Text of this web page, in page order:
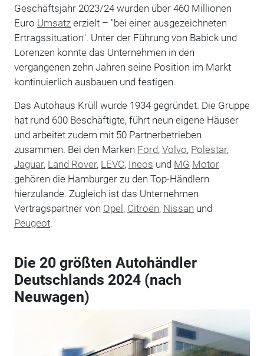
Geschäftsjahr 2023/24 wurden über 460 Millionen
Euro Umsatzerzielt – "bei einer ausgezeichneten
Ertragssituation". Unter der Führung von Babick und
Lorenzen konnte das Unternehmen in den
vergangenen zehn Jahren seine Position im Markt
kontinuierlich ausbauen und festigen.
Das Autohaus Krüll wurde 1934 gegründet. Die Gruppe
hat rund 600 Beschäftigte, führt neun eigene Häuser
und arbeitet zudem mit 50 Partnerbetrieben
zusammen. Bei den Marken Ford, Volvo, Polestar,
Jaguar, Land Rover, LEVC, Ineos und MG Motor
gehören die Hamburger zu den Top-Händlern
hierzulande. Zugleich ist das Unternehmen
Vertragspartner von Opel, Citroën, Nissan und
Peugeot.
Die 20 größten Autohändler
Deutschlands 2024 (nach
Neuwagen)